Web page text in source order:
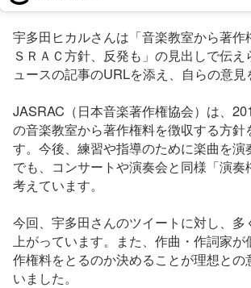
宇多田ヒカルさんは「音楽教室から著作
ＳＲＡＣ方針、反発も」の見出しで伝え
ュースの記事のURLを添え、自らの意見
JASRAC（日本音楽著作権協会）は、
の音楽教室から著作権料を徴収する方針
す。今後、練習や指導のために楽曲を演
でも、コンサートや演奏会と同様「演奏
考えています。
今回、宇多田さんのツイートに対し、多
上がっています。また、作曲・作詞家
作権料をとるのか決めることが理想との
いました。